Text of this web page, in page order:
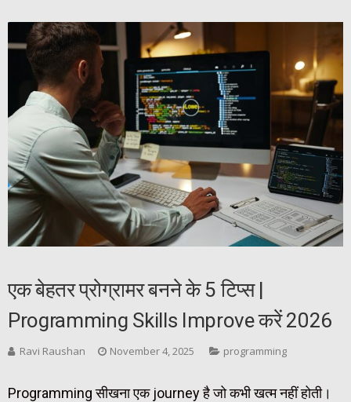
एक बेहतर प्रोग्रामर बनने के 5 टिप्स |
Programming Skills Improve करें 2026
Ravi Raushan November 4, 2025 programming
Programming सीखना एक journey है जो कभी खत्म नहीं होती।